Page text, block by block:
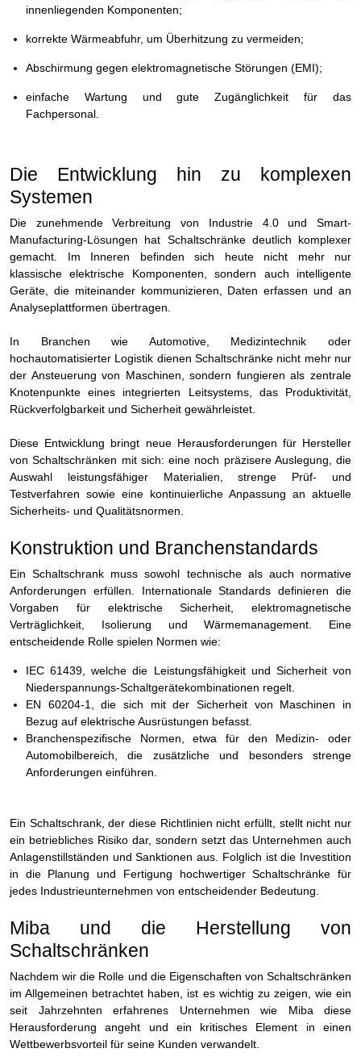
innenliegenden Komponenten;
korrekte Wärmeabfuhr, um Überhitzung zu vermeiden;
Abschirmung gegen elektromagnetische Störungen (EMI);
einfache Wartung und gute Zugänglichkeit für das
Fachpersonal.
Die Entwicklung hin zu komplexen
Systemen
Die zunehmende Verbreitung von Industrie 4.0 und Smart-
Manufacturing-Lösungen hat Schaltschränke deutlich komplexer
gemacht. Im Inneren befinden sich heute nicht mehr nur
klassische elektrische Komponenten, sondern auch intelligente
Geräte, die miteinander kommunizieren, Daten erfassen und an
Analyseplattformen übertragen.
In Branchen wie Automotive, Medizintechnik oder
hochautomatisierter Logistik dienen Schaltschränke nicht mehr nur
der Ansteuerung von Maschinen, sondern fungieren als zentrale
Knotenpunkte eines integrierten Leitsystems, das Produktivität,
Rückverfolgbarkeit und Sicherheit gewährleistet.
Diese Entwicklung bringt neue Herausforderungen für Hersteller
von Schaltschränken mit sich: eine noch präzisere Auslegung, die
Auswahl leistungsfähiger Materialien, strenge Prüf- und
Testverfahren sowie eine kontinuierliche Anpassung an aktuelle
Sicherheits- und Qualitätsnormen.
Konstruktion und Branchenstandards
Ein Schaltschrank muss sowohl technische als auch normative
Anforderungen erfüllen. Internationale Standards definieren die
Vorgaben für elektrische Sicherheit, elektromagnetische
Verträglichkeit, Isolierung und Wärmemanagement. Eine
entscheidende Rolle spielen Normen wie:
IEC 61439, welche die Leistungsfähigkeit und Sicherheit von
Niederspannungs-Schaltgerätekombinationen regelt.
EN 60204-1, die sich mit der Sicherheit von Maschinen in
Bezug auf elektrische Ausrüstungen befasst.
Branchenspezifische Normen, etwa für den Medizin- oder
Automobilbereich, die zusätzliche und besonders strenge
Anforderungen einführen.
Ein Schaltschrank, der diese Richtlinien nicht erfüllt, stellt nicht nur
ein betriebliches Risiko dar, sondern setzt das Unternehmen auch
Anlagenstillständen und Sanktionen aus. Folglich ist die Investition
in die Planung und Fertigung hochwertiger Schaltschränke für
jedes Industrieunternehmen von entscheidender Bedeutung.
Miba und die Herstellung von
Schaltschränken
Nachdem wir die Rolle und die Eigenschaften von Schaltschränken
im Allgemeinen betrachtet haben, ist es wichtig zu zeigen, wie ein
seit Jahrzehnten erfahrenes Unternehmen wie Miba diese
Herausforderung angeht und ein kritisches Element in einen
Wettbewerbsvorteil für seine Kunden verwandelt.